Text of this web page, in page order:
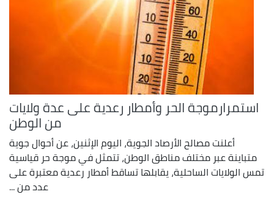
استمرارموجة الحر وأمطار رعدية على عدة ولايات
من الوطن
أعلنت مصالح الأرصاد الجوية، اليوم الإثنين، عن أحوال جوية
متباينة عبر مختلف مناطق الوطن، تتمثل في موجة حر قياسية
تمس الولايات الساحلية، يقابلها تساقط أمطار رعدية معتبرة على
عدد من ...